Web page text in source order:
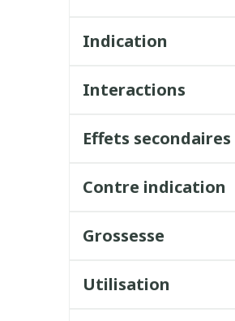
Indication
Interactions
Effets secondaires
Contre indication
Grossesse
Utilisation